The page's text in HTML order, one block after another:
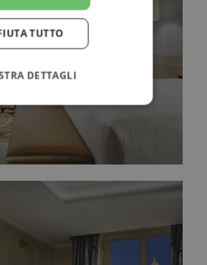
題特色雅緻套房
TUTTO
DETTAGLI